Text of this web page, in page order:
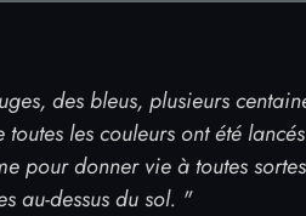
des bleus, plusieurs
les couleurs ont été lancés
pour donner vie à toutes
au-dessus du sol. "
PLACE
LE 20 ET 21 JUILLET